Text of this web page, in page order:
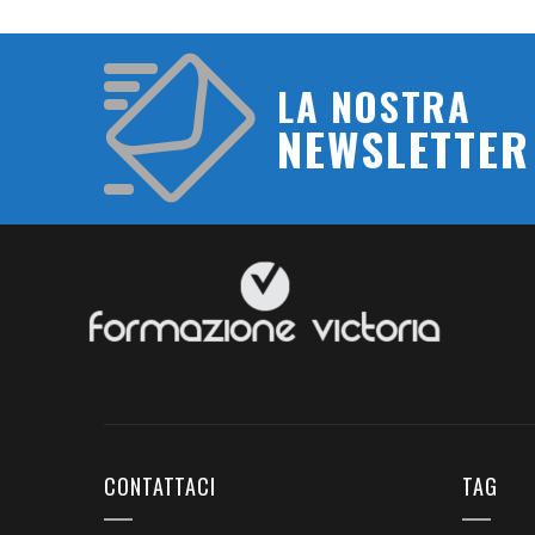
LA NOSTRA
NEWSLETTER
CONTATTACI TAG